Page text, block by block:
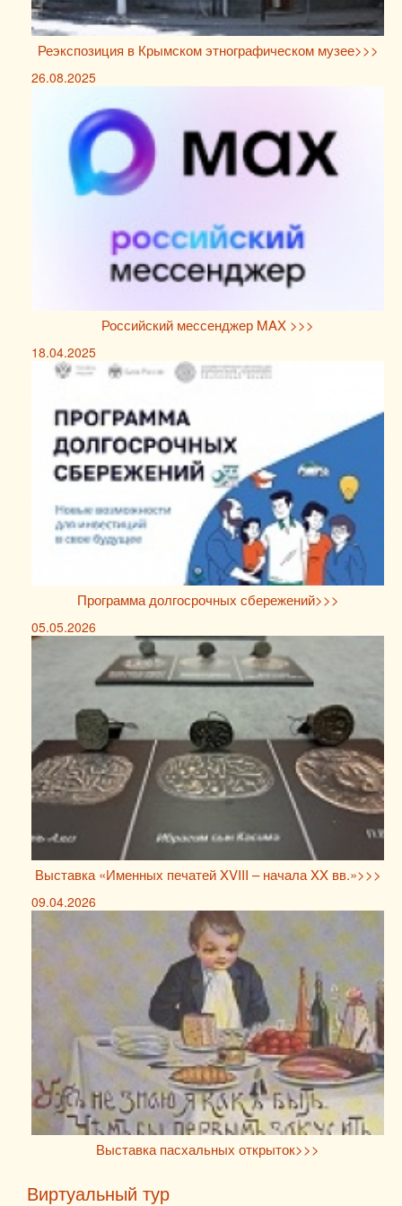
Реэкспозиция в Крымском этнографическом музее>>>
26.08.2025
Российский мессенджер MAX >>>
18.04.2025
Программа долгосрочных сбережений>>>
05.05.2026
Выставка «Именных печатей XVIII – начала XX вв.»>>>
09.04.2026
Выставка пасхальных открыток>>>
Виртуальный тур